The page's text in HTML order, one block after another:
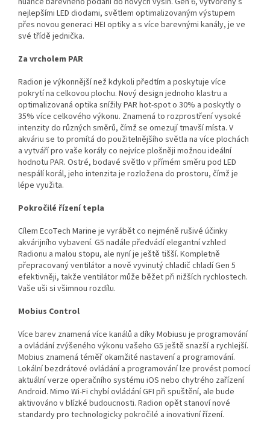
nejlepšími LED diodami, světlem optimalizovaným výstupem
přes novou generaci HEI optiky a s více barevnými kanály, je ve
své třídě jednička.
Za vrcholem PAR
Radion je výkonnější než kdykoli předtím a poskytuje více
pokrytí na celkovou plochu. Nový design jednoho klastru a
optimalizovaná optika snížily PAR hot-spot o 30% a poskytly o
35% více celkového výkonu. Znamená to rozprostření vysoké
intenzity do různých směrů, čímž se omezují tmavší místa. V
akváriu se to promítá do použitelnějšího světla na více plochách
a vytváří pro vaše korály co nejvíce plošněji možnou ideální
hodnotu PAR. Ostré, bodavé světlo v přímém směru pod LED
nespálí korál, jeho intenzita je rozložena do prostoru, čímž je
lépe využita.
Pokročilé řízení tepla
Cílem EcoTech Marine je vyrábět co nejméně rušivé účinky
akvárijního vybavení. G5 nadále předvádí elegantní vzhled
Radionu a malou stopu, ale nyní je ještě tišší. Kompletně
přepracovaný ventilátor a nově vyvinutý chladič chladí Gen 5
efektivněji, takže ventilátor může běžet při nižších rychlostech.
Vaše uši si všimnou rozdílu.
Mobius Control
Více barev znamená více kanálů a díky Mobiusu je programování
a ovládání zvýšeného výkonu vašeho G5 ještě snazší a rychlejší.
Mobius znamená téměř okamžité nastavení a programování.
Lokální bezdrátové ovládání a programování lze provést pomocí
aktuální verze operačního systému iOS nebo chytrého zařízení
Android. Mimo Wi-Fi chybí ovládání GFI při spuštění, ale bude
aktivováno v blízké budoucnosti. Radion opět stanoví nové
standardy pro technologicky pokročilé a inovativní řízení.